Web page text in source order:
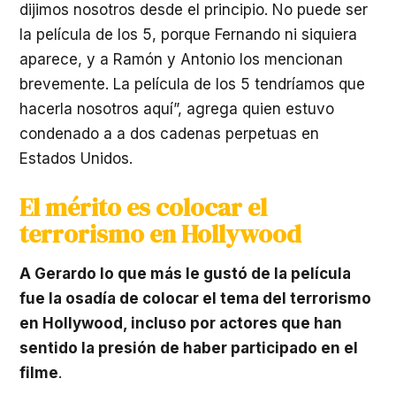
dijimos nosotros desde el principio. No puede ser
la película de los 5, porque Fernando ni siquiera
aparece, y a Ramón y Antonio los mencionan
brevemente. La película de los 5 tendríamos que
hacerla nosotros aquí”, agrega quien estuvo
condenado a a dos cadenas perpetuas en
Estados Unidos.
El mérito es colocar el
terrorismo en Hollywood
A Gerardo lo que más le gustó de la película
fue la osadía de colocar el tema del terrorismo
en Hollywood, incluso por actores que han
sentido la presión de haber participado en el
filme.